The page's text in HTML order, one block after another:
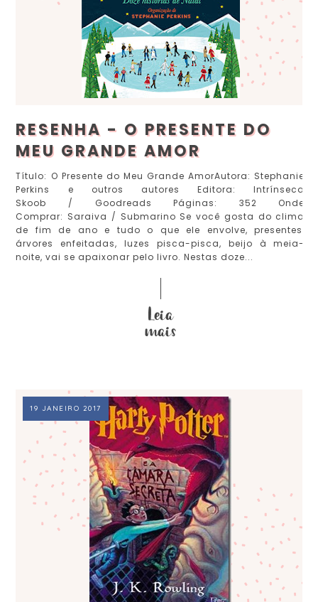
RESENHA - O PRESENTE DO
MEU GRANDE AMOR
Título: O Presente do Meu Grande AmorAutora: Stephanie
Perkins e outros autores Editora: Intrínseca
Skoob / Goodreads Páginas: 352 Onde
Comprar: Saraiva / Submarino Se você gosta do clima
de fim de ano e tudo o que ele envolve, presentes,
árvores enfeitadas, luzes pisca-pisca, beijo à meia-
noite, vai se apaixonar pelo livro. Nestas doze...
19 JANEIRO 2017